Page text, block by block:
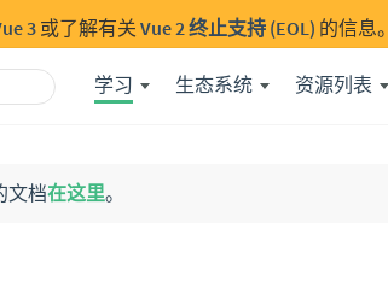
3或了解有关 Vue 2 终止支持 (EOL) 的信息。
学习 生态系统 资源列表
文档在这里。